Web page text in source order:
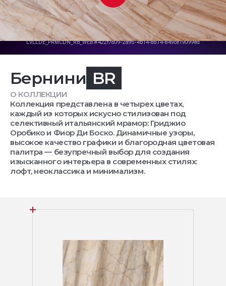
Бернини BR
О КОЛЛЕКЦИИ
Коллекция представлена в четырех цветах,
каждый из которых искусно стилизован под
селективный итальянский мрамор: Гриджио
Оробико и Фиор Ди Боско. Динамичные узоры,
высокое качество графики и благородная цветовая
палитра — безупречный выбор для создания
изысканного интерьера в современных стилях:
лофт, неоклассика и минимализм.